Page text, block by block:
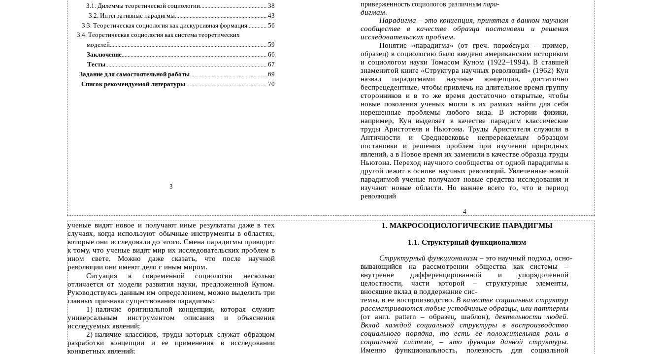
3.1. Дилеммы теоретической социологии............................................. 38
3.2. Интегративные парадигмы.............................................................. 43
3.3. Теоретическая социология как дискурсивная формация............. 56
3.4. Теоретическая социология как система теоретических
моделей.......................................................................................................... 59
Заключение.................................................................................................. 66
Тесты............................................................................................................. 67
Задание для самостоятельной работы.................................................... 69
Список рекомендуемой литературы....................................................... 70
3
приверженность социологов различным пара-
дигмам.
Парадигма – это концепция, принятая в данном научном
сообществе в качестве образца постановки и решения
исследовательских проблем.
Понятие «парадигма» (от греч. παραδειγµα – пример,
образец) в социологию было введено американским историком
и социологом науки Томасом Куном (1922–1994). В ставшей
знаменитой книге «Структура научных революций» (1962) Кун
назвал парадигмами научные концепции, достаточно
беспрецедентные, чтобы привлечь на длительное время группу
сторонников и в то же время достаточно открытые, чтобы
новые поколения ученых могли в их рамках найти для себя
нерешенные проблемы любого вида. В истории физики,
например, Кун выделяет в качестве парадигм классические
труды Аристотеля и Ньютона. Труды Аристотеля служили в
Античности и Средневековье непререкаемым образцом
постановки и решения проблем при изучении природных
явлений, а в Новое время их заменили в качестве образца труды
Ньютона. Переход научного сообщества от одной парадигмы к
другой лежит в основе научных революций. Увлеченные новой
парадигмой ученые получают новые средства исследования и
изучают новые области. Но важнее всего то, что в период
революций
4
ученые видят новое и получают иные результаты даже в тех
случаях, когда используют обычные инструменты в областях,
которые они исследовали до этого. Смена парадигмы приводит
к тому, что ученые видят мир их исследовательских проблем в
ином свете. Можно даже сказать, что после научной
революции они имеют дело с иным миром.
Ситуация в современной социологии несколько
отличается от модели развития науки, предложенной Куном.
Руководствуясь данным им определением, можно выделить три
главных признака существования парадигмы:
1) наличие оригинальной концепции, которая служит
универсальным инструментом описания и объяснения
исследуемых явлений;
2) наличие классиков, труды которых служат образцом
разработки концепции и ее применения в исследовании
конкретных явлений;
1. МАКРОСОЦИОЛОГИЧЕСКИЕ ПАРАДИГМЫ
1.1. Структурный функционализм
Структурный функционализм – это научный подход, осно-
вывающийся на рассмотрении общества как системы –
внутренне дифференцированной и упорядоченной
целостности, части которой – структурные элементы,
вносящие вклад в поддержание сис-
темы, в ее воспроизводство. В качестве социальных структур
рассматриваются любые устойчивые образцы, или паттерны
(от англ. pattern – образец, шаблон), деятельности людей.
Вклад каждой социальной структуры в воспроизводство
социального порядка, то есть ее положительная роль в
социальной системе, – это функция данной структуры.
Именно функциональность, полезность для социальной